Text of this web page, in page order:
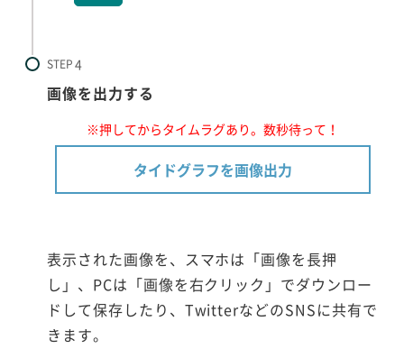
STEP
画像を出力する
※押してからタイムラグあり。数秒待って！
タイドグラフを画像出力
表示された画像を、スマホは「画像を長押
し」、PCは「画像を右クリック」でダウンロー
ドして保存したり、TwitterなどのSNSに共有で
きます。